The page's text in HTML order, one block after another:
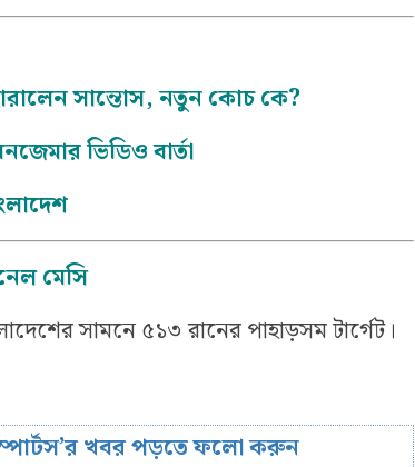
সান্তোস, নতুন কোচ কে?
ভিডিও বার্তা
মেসি
সামনে ৫১৩ রানের পাহাড়সম টার্গেট।
খবর পড়তে ফলো করুন